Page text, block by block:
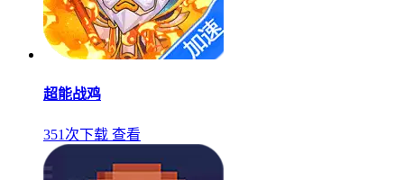
超能战鸡
351次下载 查看